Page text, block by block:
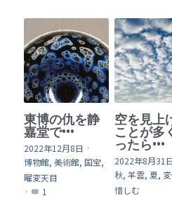
東博の仇を静
嘉堂で•••
2022年12月8日 ·
博物館, 美術館, 国宝,
曜変天目
·
1
空を見上
ことが多
ったら•••
2022年8月31
秋, 羊雲, 夏,
惜しむ